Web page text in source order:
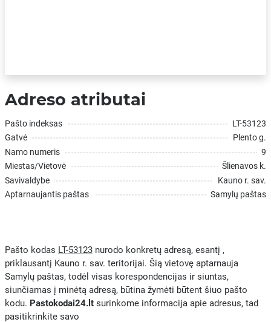
Adreso atributai
Pašto indeksas
LT-53123
Gatvė
Plento g.
Namo numeris
9
Miestas/Vietovė
Šlienavos k.
Savivaldybe
Kauno r. sav.
Aptarnaujantis paštas
Samylų paštas
Pašto kodas LT-53123 nurodo konkretų adresą, esantį ,
priklausantį Kauno r. sav. teritorijai. Šią vietovę aptarnauja
Samylų paštas, todėl visas korespondencijas ir siuntas,
siunčiamas į minėtą adresą, būtina žymėti būtent šiuo pašto
kodu. Pastokodai24.lt surinkome informacija apie adresus, tad
pasitikrinkite savo